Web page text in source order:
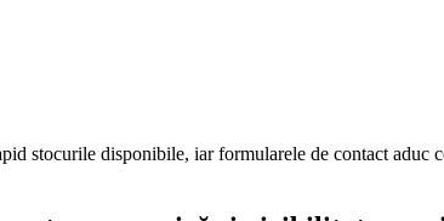
stocurile disponibile, iar formularele de contact